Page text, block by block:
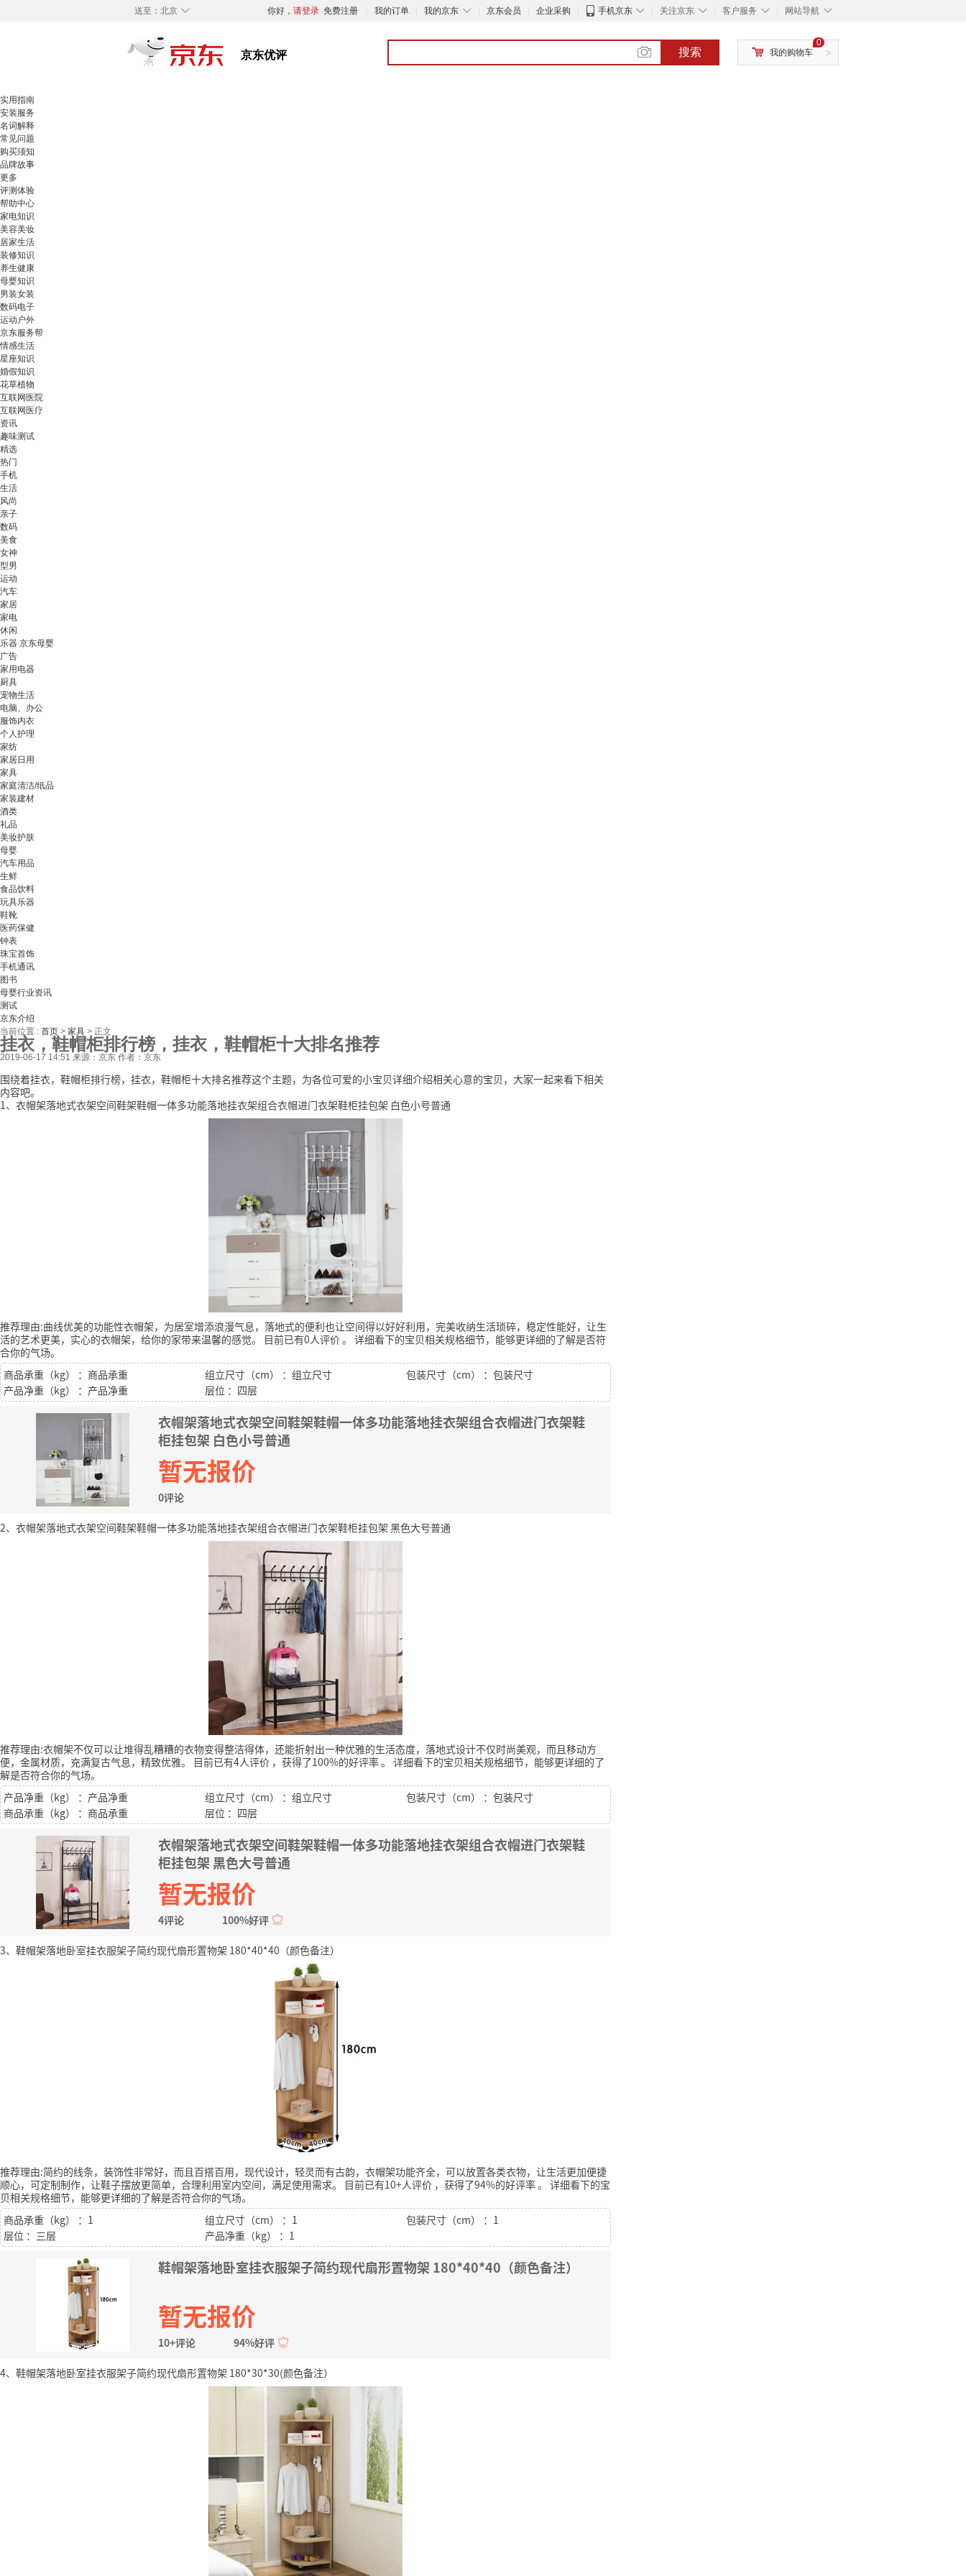
◇
送至： 北京 你好， 请登录 免费注册 我的订单 ◇
我的京东 京东会员 企业采购 ◇
手机京东 ◇
关注京东 ◇
客户服务 ◇
网站导航
搜索 >
0
我的购物车
实用指南
安装服务
名词解释
常见问题
购买须知
品牌故事
更多
评测体验
帮助中心
家电知识
美容美妆
居家生活
装修知识
养生健康
母婴知识
男装女装
数码电子
运动户外
京东服务帮
情感生活
星座知识
婚假知识
花草植物
互联网医院
互联网医疗
资讯
趣味测试
精选
热门
手机
生活
风尚
亲子
数码
美食
女神
型男
运动
汽车
家居
家电
休闲
乐器 京东母婴
广告
家用电器
厨具
宠物生活
电脑、办公
服饰内衣
个人护理
家纺
家居日用
家具
家庭清洁/纸品
家装建材
酒类
礼品
美妆护肤
母婴
汽车用品
生鲜
食品饮料
玩具乐器
鞋靴
医药保健
钟表
珠宝首饰
手机通讯
图书
母婴行业资讯
测试
京东介绍
当前位置 : 首页 > 家具 > 正文
挂衣，鞋帽柜排行榜，挂衣，鞋帽柜十大排名推荐
2019-06-17 14:51 来源：京东 作者：京东
围绕着挂衣，鞋帽柜排行榜，挂衣，鞋帽柜十大排名推荐这个主题，为各位可爱的小宝贝详细介绍相关心意的宝贝，大家一起来看下相关
内容吧。
1、衣帽架落地式衣架空间鞋架鞋帽一体多功能落地挂衣架组合衣帽进门衣架鞋柜挂包架 白色小号普通
推荐理由:曲线优美的功能性衣帽架，为居室增添浪漫气息，落地式的便利也让空间得以好好利用，完美收纳生活琐碎，稳定性能好，让生
活的艺术更美，实心的衣帽架，给你的家带来温馨的感觉。
目前已有0人评价。 详细看下的宝贝相关规格细节，能够更详细的了解是否符
合你的气场。
商品承重（kg） ：商品承重
组立尺寸（cm） ：组立尺寸
包装尺寸（cm） ：包装尺寸
产品净重（kg） ：产品净重
层位 ：四层
衣帽架落地式衣架空间鞋架鞋帽一体多功能落地挂衣架组合衣帽进门衣架鞋
柜挂包架 白色小号普通
暂无报价
0评论
2、衣帽架落地式衣架空间鞋架鞋帽一体多功能落地挂衣架组合衣帽进门衣架鞋柜挂包架 黑色大号普通
推荐理由:衣帽架不仅可以让堆得乱糟糟的衣物变得整洁得体，还能折射出一种优雅的生活态度，落地式设计不仅时尚美观，而且移动方
便，金属材质，充满复古气息，精致优雅。
目前已有4人评价 ，获得了100%的好评率。 详细看下的宝贝相关规格细节，能够更详细的了
解是否符合你的气场。
产品净重（kg） ：产品净重
组立尺寸（cm） ：组立尺寸
包装尺寸（cm） ：包装尺寸
商品承重（kg） ：商品承重
层位 ：四层
衣帽架落地式衣架空间鞋架鞋帽一体多功能落地挂衣架组合衣帽进门衣架鞋
柜挂包架 黑色大号普通
暂无报价
4评论 100%好评
3、鞋帽架落地卧室挂衣服架子简约现代扇形置物架 180*40*40（颜色备注）
推荐理由:简约的线条，装饰性非常好，而且百搭百用，现代设计，轻灵而有古韵，衣帽架功能齐全，可以放置各类衣物，让生活更加便捷
顺心，可定制制作，让鞋子摆放更简单，合理利用室内空间，满足使用需求。
目前已有10+人评价 ，获得了94%的好评率。 详细看下的宝
贝相关规格细节，能够更详细的了解是否符合你的气场。
商品承重（kg） ：1
组立尺寸（cm） ：1
包装尺寸（cm） ：1
层位 ：三层
产品净重（kg） ：1
鞋帽架落地卧室挂衣服架子简约现代扇形置物架 180*40*40（颜色备注）
暂无报价
10+评论 94%好评
4、鞋帽架落地卧室挂衣服架子简约现代扇形置物架 180*30*30(颜色备注）